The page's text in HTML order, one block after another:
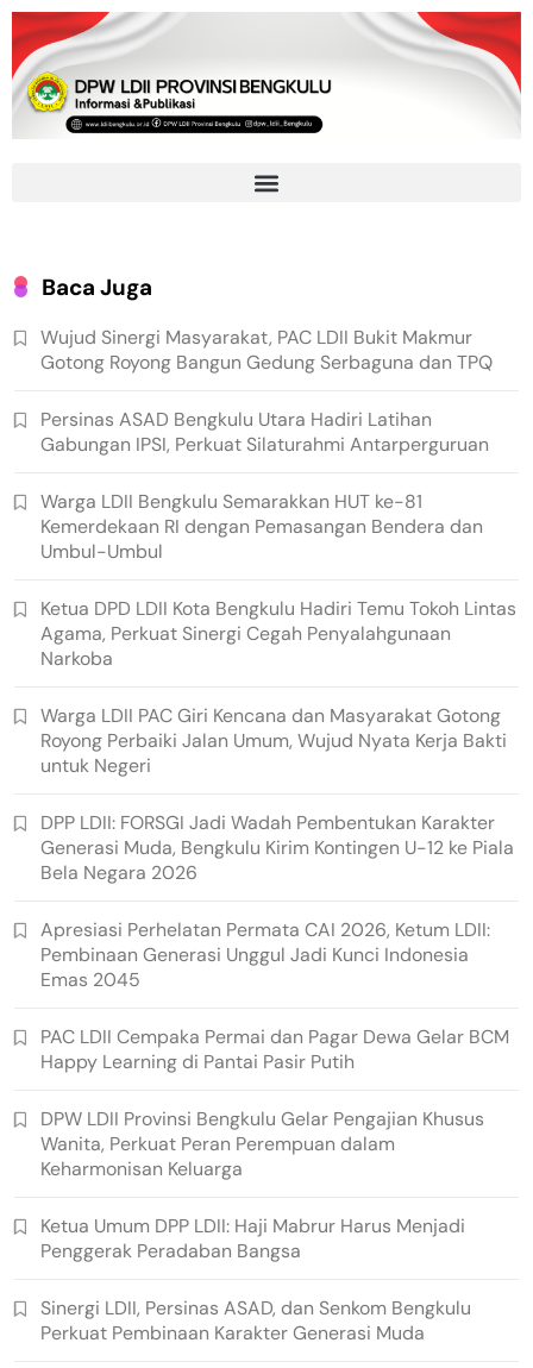
Baca Juga
Wujud Sinergi Masyarakat, PAC LDII Bukit Makmur
Gotong Royong Bangun Gedung Serbaguna dan TPQ
Persinas ASAD Bengkulu Utara Hadiri Latihan
Gabungan IPSI, Perkuat Silaturahmi Antarperguruan
Warga LDII Bengkulu Semarakkan HUT ke-81
Kemerdekaan RI dengan Pemasangan Bendera dan
Umbul-Umbul
Ketua DPD LDII Kota Bengkulu Hadiri Temu Tokoh Lintas
Agama, Perkuat Sinergi Cegah Penyalahgunaan
Narkoba
Warga LDII PAC Giri Kencana dan Masyarakat Gotong
Royong Perbaiki Jalan Umum, Wujud Nyata Kerja Bakti
untuk Negeri
DPP LDII: FORSGI Jadi Wadah Pembentukan Karakter
Generasi Muda, Bengkulu Kirim Kontingen U-12 ke Piala
Bela Negara 2026
Apresiasi Perhelatan Permata CAI 2026, Ketum LDII:
Pembinaan Generasi Unggul Jadi Kunci Indonesia
Emas 2045
PAC LDII Cempaka Permai dan Pagar Dewa Gelar BCM
Happy Learning di Pantai Pasir Putih
DPW LDII Provinsi Bengkulu Gelar Pengajian Khusus
Wanita, Perkuat Peran Perempuan dalam
Keharmonisan Keluarga
Ketua Umum DPP LDII: Haji Mabrur Harus Menjadi
Penggerak Peradaban Bangsa
Sinergi LDII, Persinas ASAD, dan Senkom Bengkulu
Perkuat Pembinaan Karakter Generasi Muda